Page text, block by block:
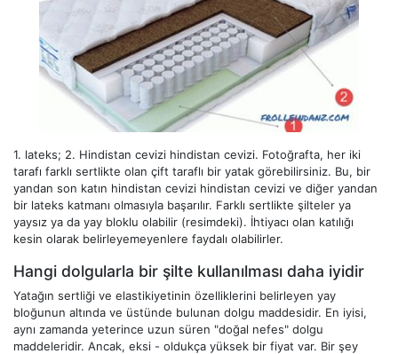
1. lateks; 2. Hindistan cevizi hindistan cevizi. Fotoğrafta, her iki
tarafı farklı sertlikte olan çift taraflı bir yatak görebilirsiniz. Bu, bir
yandan son katın hindistan cevizi hindistan cevizi ve diğer yandan
bir lateks katmanı olmasıyla başarılır. Farklı sertlikte şilteler ya
yaysız ya da yay bloklu olabilir (resimdeki). İhtiyacı olan katılığı
kesin olarak belirleyemeyenlere faydalı olabilirler.
Hangi dolgularla bir şilte kullanılması daha iyidir
Yatağın sertliği ve elastikiyetinin özelliklerini belirleyen yay
bloğunun altında ve üstünde bulunan dolgu maddesidir. En iyisi,
aynı zamanda yeterince uzun süren "doğal nefes" dolgu
maddeleridir. Ancak, eksi - oldukça yüksek bir fiyat var. Bir şey